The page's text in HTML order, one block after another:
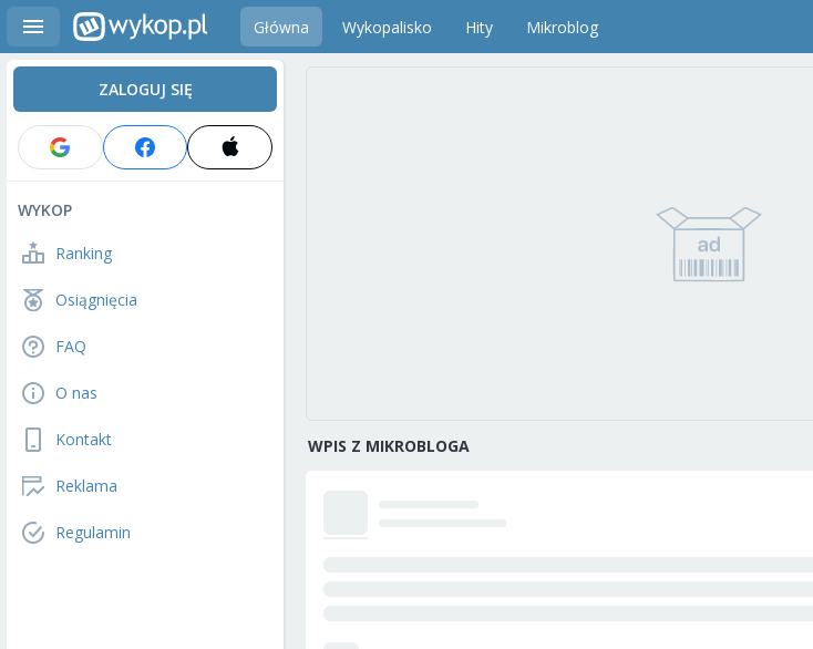
Główna Wykopalisko Hity Mikroblog
ZALOGUJ SIĘ
WYKOP
Ranking
Osiągnięcia
FAQ
O nas
Kontakt
Reklama
Regulamin
WPIS Z MIKROBLOGA